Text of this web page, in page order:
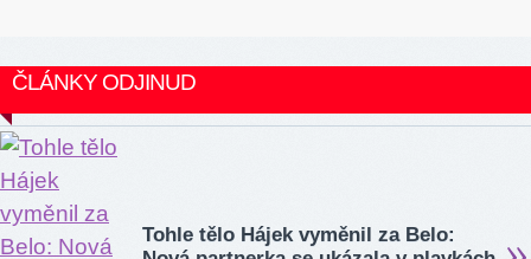
ČLÁNKY ODJINUD
Tohle tělo Hájek vyměnil za Belo: